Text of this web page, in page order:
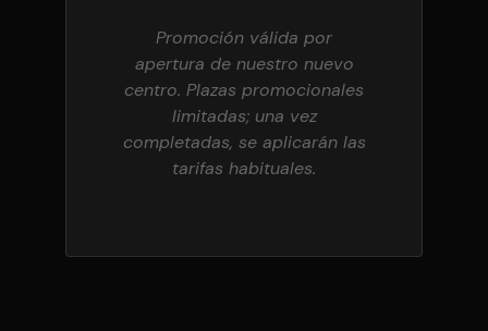
Promoción válida por
apertura de nuestro nuevo
centro. Plazas promocionales
limitadas; una vez
completadas, se aplicarán las
tarifas habituales.